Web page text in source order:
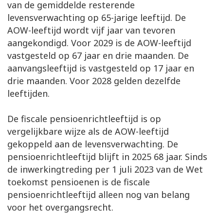
van de gemiddelde resterende
levensverwachting op 65-jarige leeftijd. De
AOW-leeftijd wordt vijf jaar van tevoren
aangekondigd. Voor 2029 is de AOW-leeftijd
vastgesteld op 67 jaar en drie maanden. De
aanvangsleeftijd is vastgesteld op 17 jaar en
drie maanden. Voor 2028 gelden dezelfde
leeftijden.
De fiscale pensioenrichtleeftijd is op
vergelijkbare wijze als de AOW-leeftijd
gekoppeld aan de levensverwachting. De
pensioenrichtleeftijd blijft in 2025 68 jaar. Sinds
de inwerkingtreding per 1 juli 2023 van de Wet
toekomst pensioenen is de fiscale
pensioenrichtleeftijd alleen nog van belang
voor het overgangsrecht.